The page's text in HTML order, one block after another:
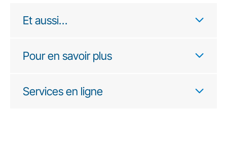
Et aussi…
Pour en savoir plus
Services en ligne